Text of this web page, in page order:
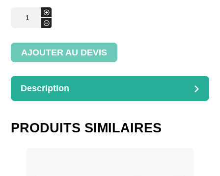
-
+
AJOUTER AU DEVIS
Description
Dimensions : D.6/H.10
PRODUITS SIMILAIRES